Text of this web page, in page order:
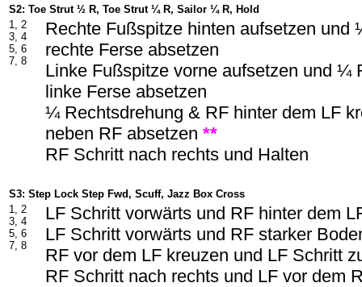
S2: Toe Strut ½ R, Toe Strut ¼ R, Sailor ¼ R, Hold
1, 2
3, 4
5, 6
7, 8
Rechte Fußspitze hinten aufsetzen und
rechte Ferse absetzen
Linke Fußspitze vorne aufsetzen und ¼
linke Ferse absetzen
¼ Rechtsdrehung & RF hinter dem LF
neben RF absetzen **
RF Schritt nach rechts und Halten
S3: Step Lock Step Fwd, Scuff, Jazz Box Cross
1, 2
3, 4
5, 6
7, 8
LF Schritt vorwärts und RF hinter dem
LF Schritt vorwärts und RF starker
RF vor dem LF kreuzen und LF Schritt
RF Schritt nach rechts und LF vor dem